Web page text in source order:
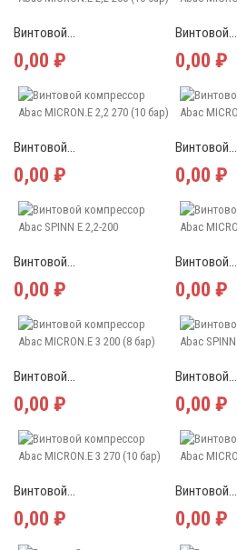
Винтовой...
0,00 ₽
Винтовой...
0,00 ₽
Винтовой...
0,00 ₽
Винтовой...
0,00 ₽
Винтовой...
0,00 ₽
Винтовой...
0,00 ₽
Винтовой...
0,00 ₽
Винтовой...
0,00 ₽
Винтовой...
0,00 ₽
Винтовой...
0,00 ₽